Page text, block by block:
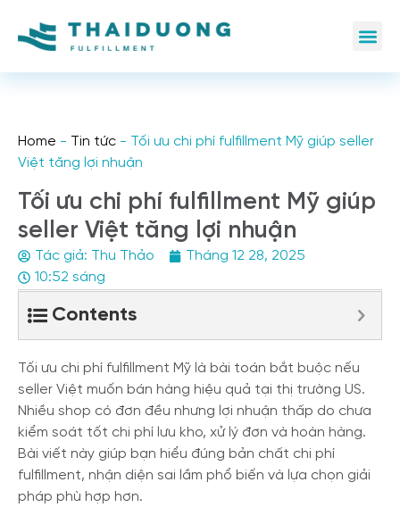
Home - Tin tức - Tối ưu chi phí fulfillment Mỹ giúp seller
Việt tăng lợi nhuận
Tối ưu chi phí fulfillment Mỹ giúp
seller Việt tăng lợi nhuận
Tác giả: Thu Thảo
Tháng 12 28, 2025
10:52 sáng
Contents
Tối ưu chi phí fulfillment Mỹ là bài toán bắt buộc nếu
seller Việt muốn bán hàng hiệu quả tại thị trường US.
Nhiều shop có đơn đều nhưng lợi nhuận thấp do chưa
kiểm soát tốt chi phí lưu kho, xử lý đơn và hoàn hàng.
Bài viết này giúp bạn hiểu đúng bản chất chi phí
fulfillment, nhận diện sai lầm phổ biến và lựa chọn giải
pháp phù hợp hơn.